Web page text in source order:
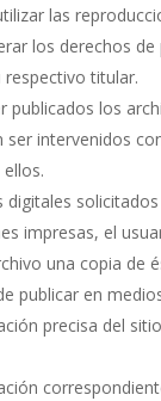
las
los derechos de
titular.
publicados los
ser intervenidos
digitales
impresas, el
una copia de
publicar en
precisa del